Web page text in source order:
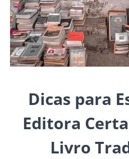
Dicas para
Editora
Livro